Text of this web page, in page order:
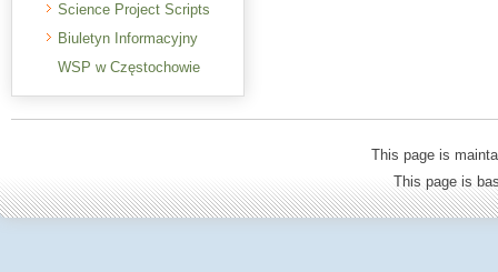
Science Project Scripts
Biuletyn Informacyjny
WSP w Częstochowie
This page is
This page is